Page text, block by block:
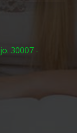
30007 -